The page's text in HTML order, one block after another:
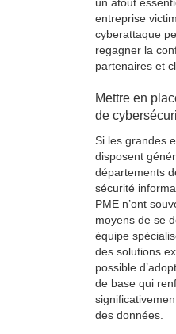
entreprise
cyberattaque
regagner la
partenaires et
Mettre en
de
Si les grandes
disposent
départements
sécurité
PME n’ont
moyens de se
équipe
des solutions
possible
de base qui
des données.